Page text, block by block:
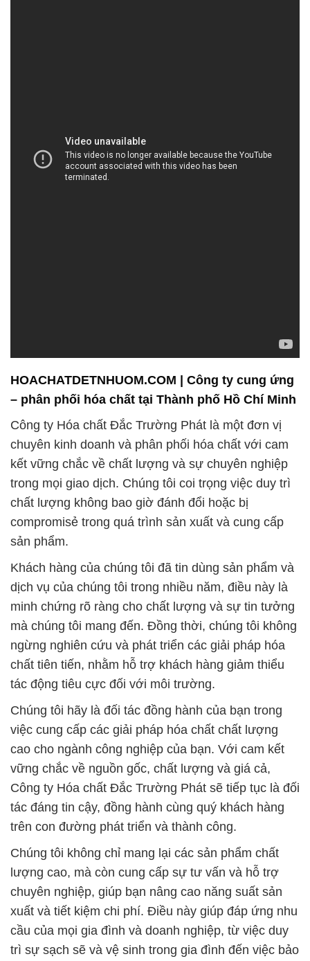
HOACHATDETNHUOM.COM | Công ty cung ứng
– phân phối hóa chất tại Thành phố Hồ Chí Minh
Công ty Hóa chất Đắc Trường Phát là một đơn vị
chuyên kinh doanh và phân phối hóa chất với cam
kết vững chắc về chất lượng và sự chuyên nghiệp
trong mọi giao dịch. Chúng tôi coi trọng việc duy trì
chất lượng không bao giờ đánh đổi hoặc bị
compromisẻ trong quá trình sản xuất và cung cấp
sản phẩm.
Khách hàng của chúng tôi đã tin dùng sản phẩm và
dịch vụ của chúng tôi trong nhiều năm, điều này là
minh chứng rõ ràng cho chất lượng và sự tin tưởng
mà chúng tôi mang đến. Đồng thời, chúng tôi không
ngừng nghiên cứu và phát triển các giải pháp hóa
chất tiên tiến, nhằm hỗ trợ khách hàng giảm thiểu
tác động tiêu cực đối với môi trường.
Chúng tôi hãy là đối tác đồng hành của bạn trong
việc cung cấp các giải pháp hóa chất chất lượng
cao cho ngành công nghiệp của bạn. Với cam kết
vững chắc về nguồn gốc, chất lượng và giá cả,
Công ty Hóa chất Đắc Trường Phát sẽ tiếp tục là đối
tác đáng tin cậy, đồng hành cùng quý khách hàng
trên con đường phát triển và thành công.
Chúng tôi không chỉ mang lại các sản phẩm chất
lượng cao, mà còn cung cấp sự tư vấn và hỗ trợ
chuyên nghiệp, giúp bạn nâng cao năng suất sản
xuất và tiết kiệm chi phí. Điều này giúp đáp ứng nhu
cầu của mọi gia đình và doanh nghiệp, từ việc duy
trì sự sạch sẽ và vệ sinh trong gia đình đến việc bảo